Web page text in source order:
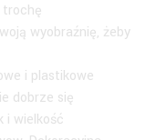
wyobraźnię, żeby
i plastikowe
dobrze się
i wielkość